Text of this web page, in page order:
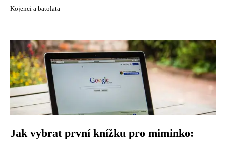
Kojenci a batolata
Jak vybrat první knížku pro miminko: